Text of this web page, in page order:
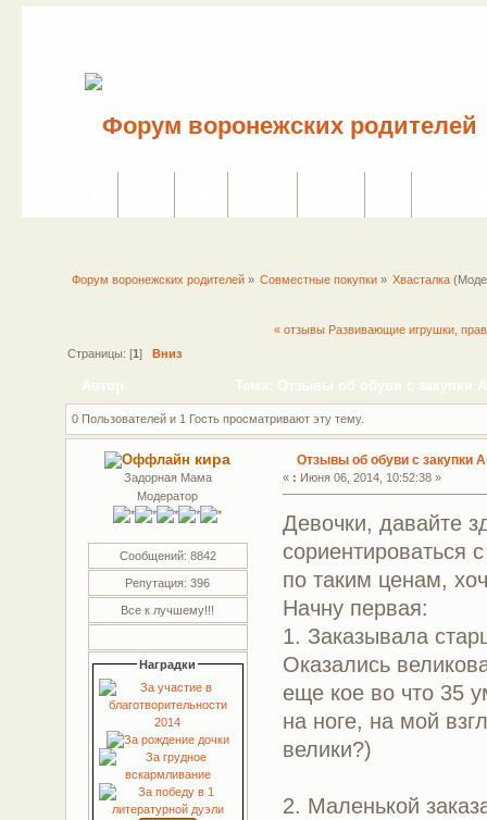
Форум воронежских родителей» Совместные покупки » Хвасталка
« отзывы Развивающие игрушки,
Страницы: [1 ] Вниз
Автор Тема: Отзывы об обуви с закупки
0 Пользователей и 1 Гость просматривают эту тему.
кира
Задорная Мама
Модератор
Сообщений: 8842
Репутация: 396
Все к лучшему!!!
Наградки
Отзывы об обуви с закупки
« : Июня 06, 2014, 10:52:38 »
Девочки, давайте
сориентироваться
по таким ценам,
Начну первая:
1. Заказывала
Оказались
еще кое во что 35
на ноге, на мой
велики?)
2. Маленькой